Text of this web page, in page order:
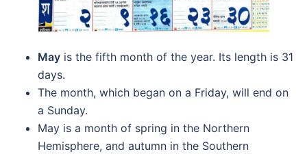
May is the fifth month of the year. Its length is 31
days.
The month, which began on a Friday, will end on
a Sunday.
May is a month of spring in the Northern
Hemisphere, and autumn in the Southern